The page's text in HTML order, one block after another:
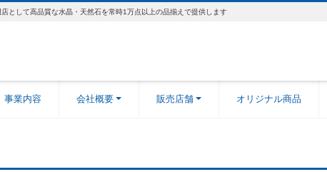
として高品質な水晶・天然石を常時1万点以上の品揃えで提供します
事業内容 会社概要 販売店舗 オリジナル商品